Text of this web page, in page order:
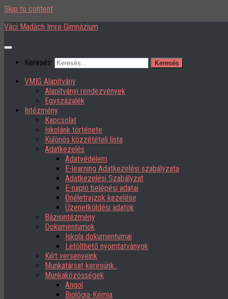
Skip to content
Váci Madách Imre Gimnázium
Keresés:
VMIG Alapítvány
Alapítványi rendezvények
Egyszázalék
Intézmény
Kapcsolat
Iskolánk története
Különös közzétételi lista
Adatkezelés
Adatvédelem
E-learning Adatkezelési szabályzata
Adatkezelési Szabályzat
E-napló belépési adatai
Önéletrajzok kezelése
Üzenetköldési adatok
Bázisintézmény
Dokumentumok
Iskola dokumentumai
Letölthető nyomtatványok
Kiírt versenyeink
Munkatársat keresünk..
Munkaközösségek
Angol
Biológia-Kémia